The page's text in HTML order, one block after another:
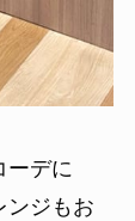
ーデに
ンジもお